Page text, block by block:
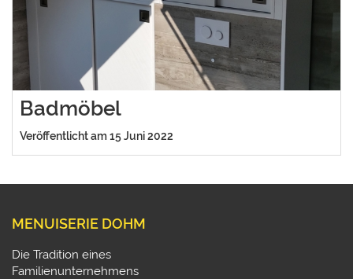
Badmöbel
Veröffentlicht am 15 Juni 2022
MENUISERIE DOHM
Die Tradition eines
Familienunternehmens